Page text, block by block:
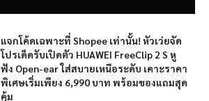
แจกโค้ดเฉพาะที่ Shopee เท่านั้น! หัวเว่ยจัด
โปรเด็ดรับเปิดตัว HUAWEI FreeClip 2 S หู
ฟัง Open-ear ใส่สบายเหนือระดับ เคาะราคา
พิเศษเริ่มเพียง 6,990 บาท พร้อมของแถมสุด
คุ้ม